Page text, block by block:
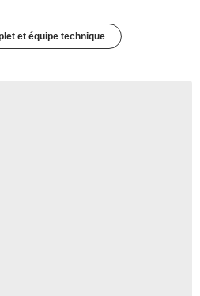
et équipe technique